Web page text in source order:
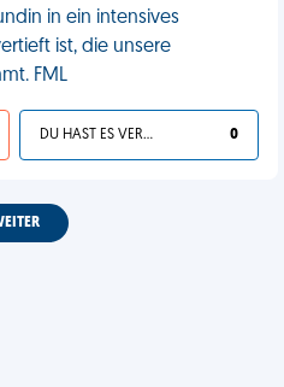
in ein intensives
ist, die unsere
FML
DU HAST ES VERDIENT 0